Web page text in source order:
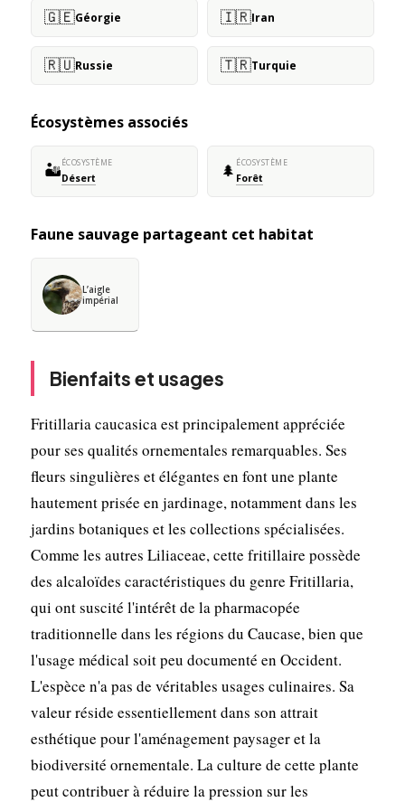
🇬🇪Géorgie 🇮🇷Iran
🇷🇺Russie 🇹🇷Turquie
Écosystèmes associés
🏜️ÉCOSYSTÈME
Désert 🌲 ÉCOSYSTÈME
Forêt
Faune sauvage partageant cet habitat
L’aigle
impérial
Bienfaits et usages
Fritillaria caucasica est principalement appréciée
pour ses qualités ornementales remarquables. Ses
fleurs singulières et élégantes en font une plante
hautement prisée en jardinage, notamment dans les
jardins botaniques et les collections spécialisées.
Comme les autres Liliaceae, cette fritillaire possède
des alcaloïdes caractéristiques du genre Fritillaria,
qui ont suscité l'intérêt de la pharmacopée
traditionnelle dans les régions du Caucase, bien que
l'usage médical soit peu documenté en Occident.
L'espèce n'a pas de véritables usages culinaires. Sa
valeur réside essentiellement dans son attrait
esthétique pour l'aménagement paysager et la
biodiversité ornementale. La culture de cette plante
peut contribuer à réduire la pression sur les